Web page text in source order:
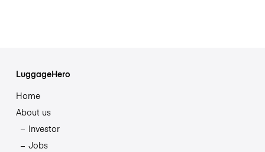
LuggageHero
Home
About us
Investor
Jobs